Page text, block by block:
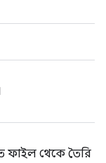
ফাইল থেকে তৈরি